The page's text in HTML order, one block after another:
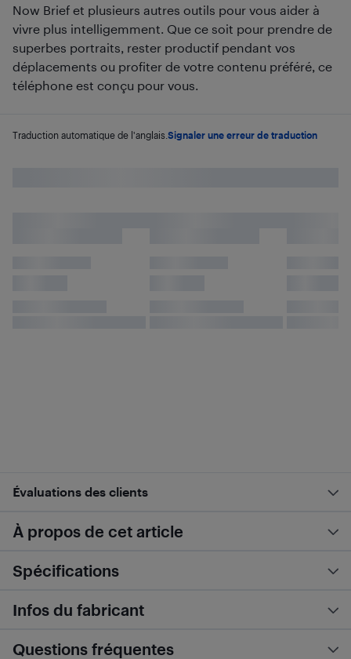
Now Brief et plusieurs autres outils pour vous aider à
vivre plus intelligemment. Que ce soit pour prendre de
superbes portraits, rester productif pendant vos
déplacements ou profiter de votre contenu préféré, ce
téléphone est conçu pour vous.
Traduction automatique de l'anglais. Signaler une erreur de traduction
Évaluations des clients
À propos de cet article
Spécifications
Infos du fabricant
Questions fréquentes